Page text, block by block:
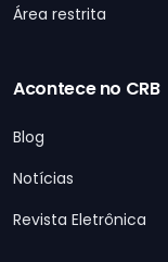
Área restrita
Acontece no CRB
Blog
Notícias
Revista Eletrônica